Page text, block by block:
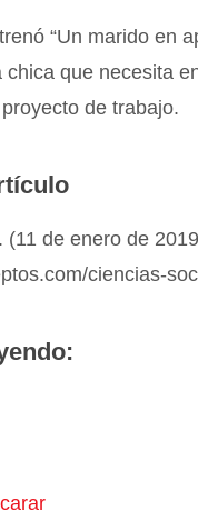
“Un marido en
chica que necesita
de trabajo.
(11 de enero de
ciencias-